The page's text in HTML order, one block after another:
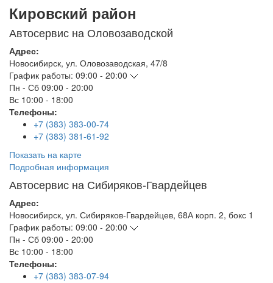
Кировский район
Автосервис на Оловозаводской
Адрес:
Новосибирск, ул. Оловозаводская, 47/8
График работы: 09:00 - 20:00
Пн - Сб 09:00 - 20:00
Вс 10:00 - 18:00
Телефоны:
+7 (383) 383-00-74
+7 (383) 381-61-92
Показать на карте
Подробная информация
Автосервис на Сибиряков-Гвардейцев
Адрес:
Новосибирск, ул. Сибиряков-Гвардейцев, 68А корп. 2, бокс 1
График работы: 09:00 - 20:00
Пн - Сб 09:00 - 20:00
Вс 10:00 - 18:00
Телефоны:
+7 (383) 383-07-94